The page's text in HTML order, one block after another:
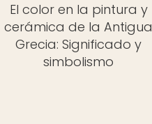
El color en la pintura y
cerámica de la Antigua
Grecia: Significado y
simbolismo